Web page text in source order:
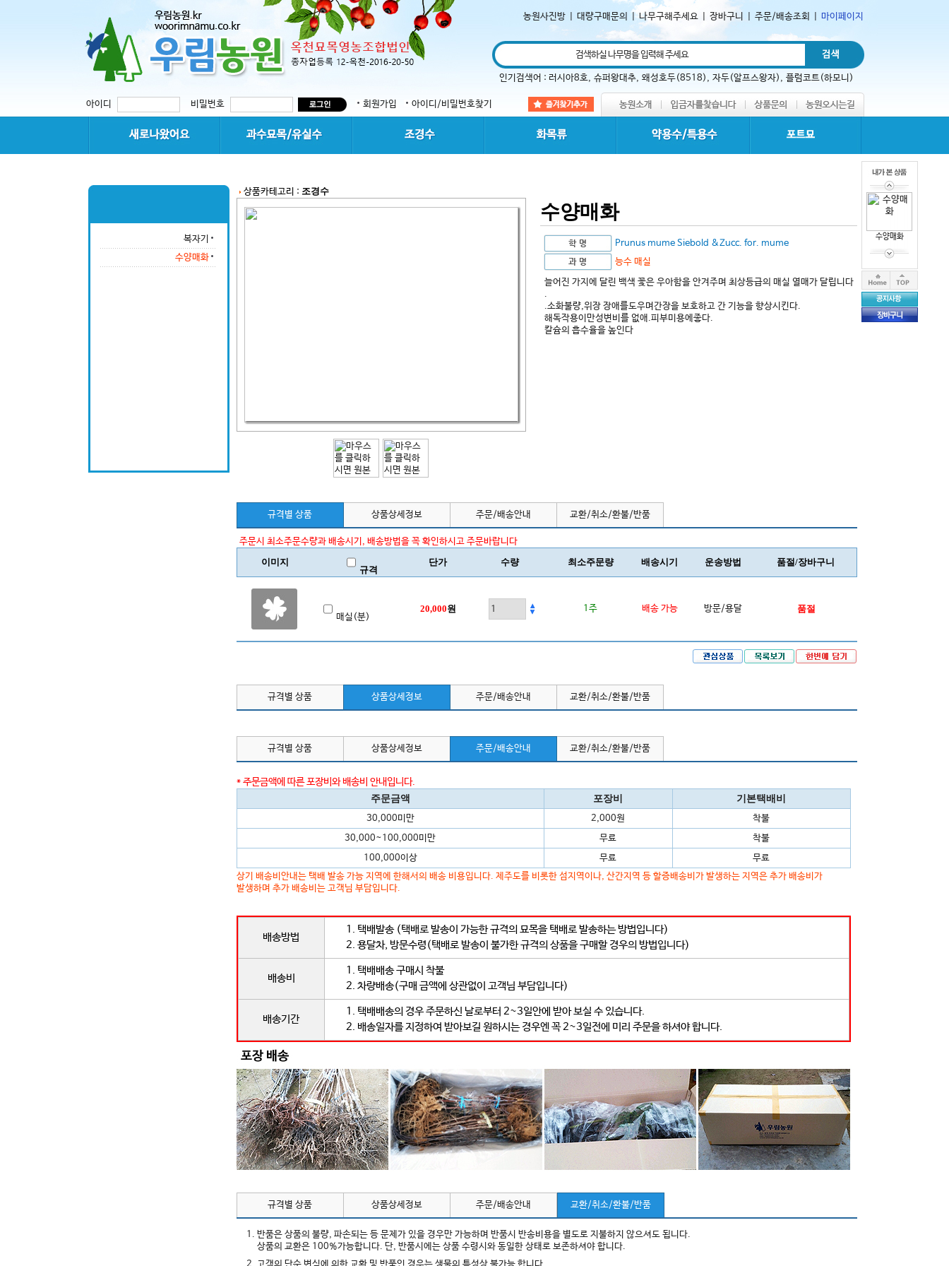
농원사진방 대량구매문의 나무구해주세요 장바구니 주문/배송조회 마이페이지
인기검색어 : 러시아8호, 슈퍼왕대추, 왜성호두(8518) , 자두(알프스왕자) , 플럼코트(하모니)
아이디 비밀번호 회원가입 아이디/비밀번호찾기
복자기
수양매화
상품카테고리 : 조경수
수양매화
Prunus mume Siebold &Zucc. for. mume
능수 매실
늘어진 가지에 달린 백색 꽃은 우아함을 안겨주며 최상등급의 매실 열매가 달립니다
.
.소화불량,위장 장애를도우며간장을 보호하고 간 기능을 향상시킨다.
해독작용이만성변비를 없애.피부미용에좋다.
칼슘의 흡수율을 높인다
규격별 상품 상품상세정보 주문/배송안내 교환/취소/환불/반품
주문시 최소주문수량과 배송시기, 배송방법을 꼭 확인하시고 주문바랍니다
이미지
규격
단가 수량 최소주문량 배송시기 운송방법 품절/장바구니
매실(분)
20,000원 1주 배송 가능 방문/용달 품절
규격별 상품 상품상세정보 주문/배송안내 교환/취소/환불/반품
규격별 상품 상품상세정보 주문/배송안내 교환/취소/환불/반품
* 주문금액에 따른 포장비와 배송비 안내입니다.
주문금액 포장비
기본택배비
30,000미만
2,000원
착불
30,000~100,000미만
무료
착불
100,000이상
무료
무료
상기 배송비안내는 택배 발송 가능 지역에 한해서의 배송 비용입니다. 제주도를 비롯한 섬지역이나, 산간지역 등 할증배송비가 발생하는 지역은 추가 배송비가
발생하며 추가 배송비는 고객님 부담입니다.
배송방법
1. 택배발송 (택배로 발송이 가능한 규격의 묘목을 택배로 발송하는 방법입니다)
2. 용달차, 방문수령(택배로 발송이 불가한 규격의 상품을 구매할 경우의 방법입니다)
배송비
1. 택배배송 구매시 착불
2. 차량배송(구매 금액에 상관없이 고객님 부담입니다)
배송기간
1. 택배배송의 경우 주문하신 날로부터 2~3일안에 받아 보실 수 있습니다.
2. 배송일자를 지정하여 받아보길 원하시는 경우엔 꼭 2~3일전에 미리 주문을 하셔야 합니다.
규격별 상품 상품상세정보 주문/배송안내 교환/취소/환불/반품
1. 반품은 상품의 불량, 파손되는 등 문제가 있을 경우만 가능하며 반품시 반송비용을 별도로 지불하지 않으셔도 됩니다.
상품의 교환은 100%가능합니다. 단, 반품시에는 상품 수령시와 동일한 상태로 보존하셔야 합니다.
수양매화